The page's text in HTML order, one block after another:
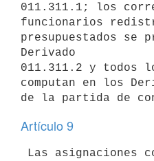
011.311.1; los
funcionarios
presupuestados se
Derivado
011.311.2 y todos
computan en los
Artículo 9